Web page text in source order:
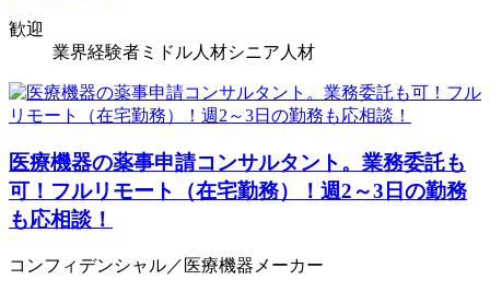
歓迎
業界経験者 ミドル人材シニア人材
医療機器の薬事申請コンサルタント。業務委託も
可！フルリモート（在宅勤務）！週2～3日の勤務
も応相談！
コンフィデンシャル／医療機器メーカー